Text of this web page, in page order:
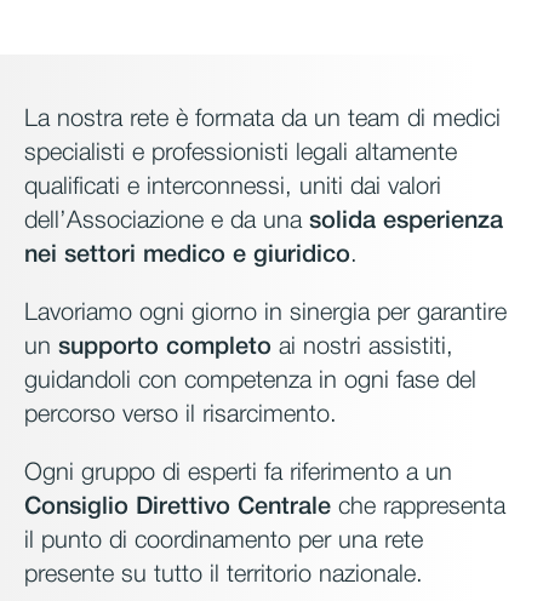
La nostra rete è formata da un team di medici
specialisti e professionisti legali altamente
qualificati e interconnessi, uniti dai valori
dell’Associazione e da una solida esperienza
nei settori medico e giuridico.
Lavoriamo ogni giorno in sinergia per garantire
un supporto completo ai nostri assistiti,
guidandoli con competenza in ogni fase del
percorso verso il risarcimento.
Ogni gruppo di esperti fa riferimento a un
Consiglio Direttivo Centrale che rappresenta
il punto di coordinamento per una rete
presente su tutto il territorio nazionale.